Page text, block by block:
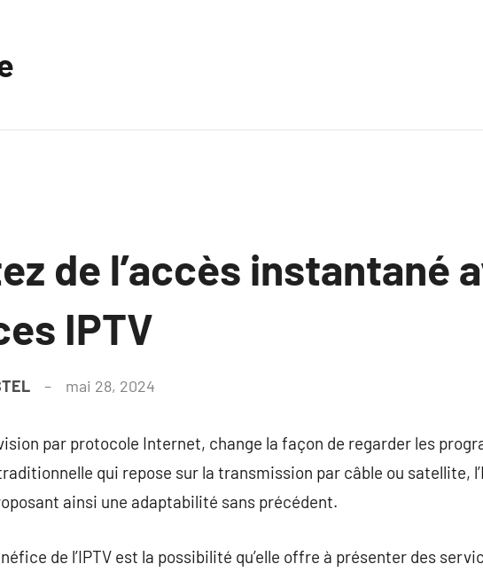
de l’accès instantané
IPTV
mai 28, 2024
par protocole Internet, change la façon de regarder les
qui repose sur la transmission par câble ou satellite,
ainsi une adaptabilité sans précédent.
de l’IPTV est la possibilité qu’elle offre à présenter des